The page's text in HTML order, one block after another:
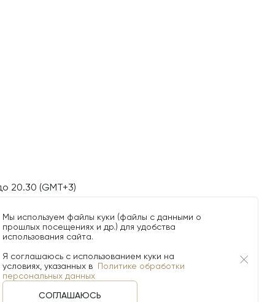
20.30 (GMT+3)
Мы используем файлы куки (файлы с данными о
прошлых посещениях и др.) для удобства
использования сайта.
Я соглашаюсь с использованием куки на
условиях, указанных в Политике обработки
персональных данных
СОГЛАШАЮСЬ